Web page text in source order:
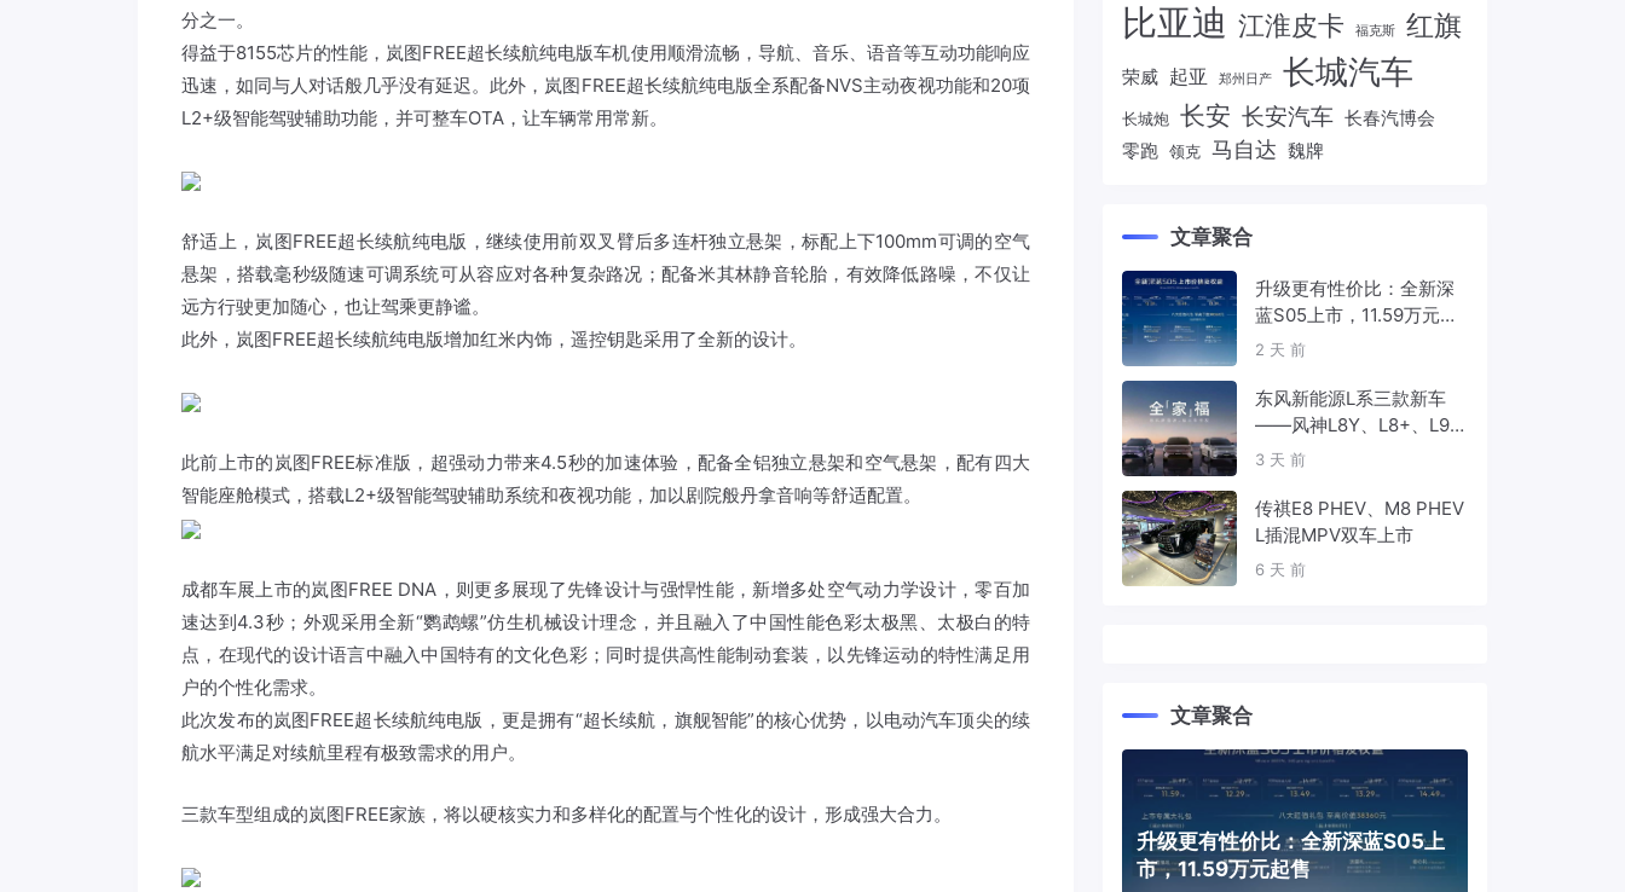
分之一。
得益于8155芯片的性能，岚图FREE超长续航纯电版车机使用顺滑流畅，导航、音乐、语音等互动功能响应
迅速，如同与人对话般几乎没有延迟。此外，岚图FREE超长续航纯电版全系配备NVS主动夜视功能和20项
L2+级智能驾驶辅助功能，并可整车OTA，让车辆常用常新。
舒适上，岚图FREE超长续航纯电版，继续使用前双叉臂后多连杆独立悬架，标配上下100mm可调的空气
悬架，搭载毫秒级随速可调系统可从容应对各种复杂路况；配备米其林静音轮胎，有效降低路噪，不仅让
远方行驶更加随心，也让驾乘更静谧。
此外，岚图FREE超长续航纯电版增加红米内饰，遥控钥匙采用了全新的设计。
此前上市的岚图FREE标准版，超强动力带来4.5秒的加速体验，配备全铝独立悬架和空气悬架，配有四大
智能座舱模式，搭载L2+级智能驾驶辅助系统和夜视功能，加以剧院般丹拿音响等舒适配置。
成都车展上市的岚图FREE DNA，则更多展现了先锋设计与强悍性能，新增多处空气动力学设计，零百加
速达到4.3秒；外观采用全新“鹦鹉螺”仿生机械设计理念，并且融入了中国性能色彩太极黑、太极白的特
点，在现代的设计语言中融入中国特有的文化色彩；同时提供高性能制动套装，以先锋运动的特性满足用
户的个性化需求。
此次发布的岚图FREE超长续航纯电版，更是拥有“超长续航，旗舰智能”的核心优势，以电动汽车顶尖的续
航水平满足对续航里程有极致需求的用户。
三款车型组成的岚图FREE家族，将以硬核实力和多样化的配置与个性化的设计，形成强大合力。
比亚迪 江淮皮卡 福克斯 红旗
荣威 起亚 郑州日产 长城汽车
长城炮 长安 长安汽车 长春汽博会
零跑 领克 马自达 魏牌
文章聚合
升级更有性价比：全新深
蓝S05上市，11.59万元起
售
2 天 前
东风新能源L系三款新车
——风神L8Y、L8+、L9
首发亮相，覆盖纯电、插
3 天 前
传祺E8 PHEV、M8 PHEV
L插混MPV双车上市
6 天 前
文章聚合
升级更有性价比：全新深蓝S05上
市，11.59万元起售